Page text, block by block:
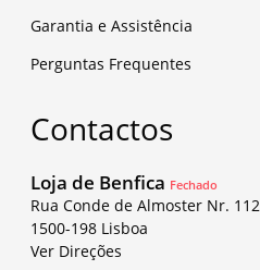
Garantia e Assistência
Perguntas Frequentes
Contactos
Loja de Benfica Fechado
Rua Conde de Almoster Nr. 112
1500-198 Lisboa
Ver Direções